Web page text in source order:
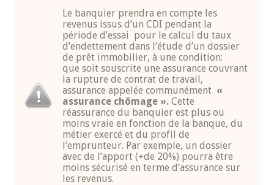
Le banquier prendra en compte les
revenus issus d’un CDI pendant la
période d’essai pour le calcul du taux
d’endettement dans l’étude d’un dossier
de prêt immobilier, à une condition:
que soit souscrite une assurance couvrant
la rupture de contrat de travail,
assurance appelée communément «
assurance chômage ». Cette
réassurance du banquier est plus ou
moins vraie en fonction de la banque, du
métier exercé et du profil de
l’emprunteur. Par exemple, un dossier
avec de l’apport (+de 20%) pourra être
moins sécurisé en terme d’assurance sur
les revenus.